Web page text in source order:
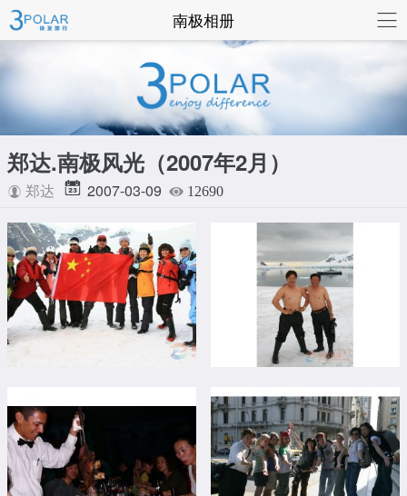
南极相册
郑达.南极风光（2007年2月）
郑达 2007-03-09 12690
联系我们